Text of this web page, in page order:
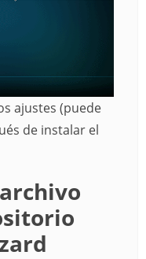
ajustes (puede
de instalar el